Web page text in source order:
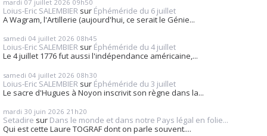
mardi 07 juillet 2026 09h50
Loius-Eric SALEMBIER sur Éphéméride du 6 juillet
A Wagram, l'Artillerie (aujourd'hui, ce serait le Génie...
samedi 04 juillet 2026 08h45
Loius-Eric SALEMBIER sur Éphéméride du 4 juillet
Le 4 juillet 1776 fut aussi l'indépendance américaine,...
samedi 04 juillet 2026 08h30
Loius-Eric SALEMBIER sur Éphéméride du 3 juillet
Le sacre d'Hugues à Noyon inscrivit son règne dans la...
mardi 30 juin 2026 21h20
Setadire sur Dans le monde et dans notre Pays légal en folie...
Qui est cette Laure TOGRAF dont on parle souvent....